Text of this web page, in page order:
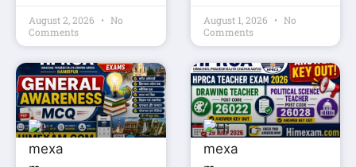
August 2, 2026
No
Comments
August 1, 2026
No
Comments